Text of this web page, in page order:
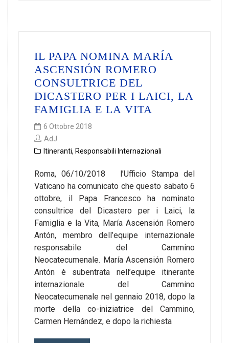
IL PAPA NOMINA MARÍA
ASCENSIÓN ROMERO
CONSULTRICE DEL
DICASTERO PER I LAICI, LA
FAMIGLIA E LA VITA
6 Ottobre 2018
AdJ
Itineranti, Responsabili Internazionali
Roma, 06/10/2018 l’Ufficio Stampa del
Vaticano ha comunicato che questo sabato 6
ottobre, il Papa Francesco ha nominato
consultrice del Dicastero per i Laici, la
Famiglia e la Vita, María Ascensión Romero
Antón, membro dell’equipe internazionale
responsabile del Cammino
Neocatecumenale. María Ascensión Romero
Antón è subentrata nell’equipe itinerante
internazionale del Cammino
Neocatecumenale nel gennaio 2018, dopo la
morte della co-iniziatrice del Cammino,
Carmen Hernández, e dopo la richiesta